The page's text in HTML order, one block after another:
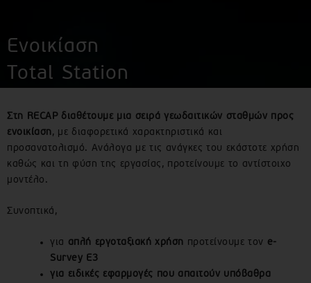
Ενοικίαση
Total Station
Στη RECAP διαθέτουμε μια σειρά γεωδαιτικών σταθμών προς
ενοικίαση , με διαφορετικά χαρακτηριστικά και
προσανατολισμό. Ανάλογα με τις ανάγκες του εκάστοτε χρήση
καθώς και τη φύση της εργασίας, προτείνουμε το αντίστοιχο
μοντέλο.
Συνοπτικά,
για απλή εργοταξιακή χρήση προτείνουμε τον e-
Survey E3
για ειδικές εφαρμογές που απαιτούν υπόβαθρα